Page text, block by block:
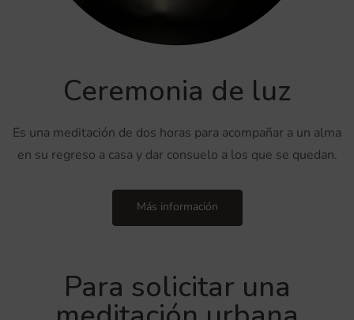
Ceremonia de luz
Es una meditación de dos horas para acompañar a un alma
en su regreso a casa y dar consuelo a los que se quedan.
Más información
Para solicitar una